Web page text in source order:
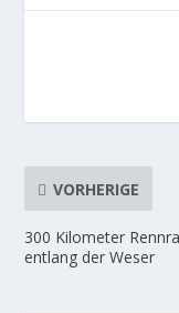
VORHERIGE
300 Kilometer
entlang der Weser